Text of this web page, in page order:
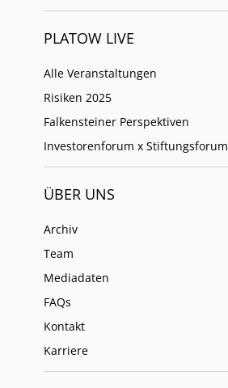
PLATOW LIVE
Alle Veranstaltungen
Risiken 2025
Falkensteiner Perspektiven
Investorenforum x Stiftungsforum
ÜBER UNS
Archiv
Team
Mediadaten
FAQs
Kontakt
Karriere